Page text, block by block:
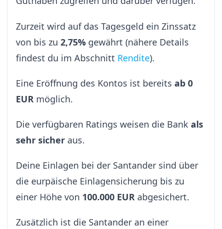
Zurzeit wird auf das Tagesgeld ein Zinssatz
von bis zu 2,75% gewährt (nähere Details
findest du im Abschnitt Rendite).
Eine Eröffnung des Kontos ist bereits ab 0
EUR möglich.
Die verfügbaren Ratings weisen die Bank als
sehr sicher aus.
Deine Einlagen bei der Santander sind über
die eurpäische Einlagensicherung bis zu
einer Höhe von 100.000 EUR abgesichert.
Zusätzlich ist die Santander an einer